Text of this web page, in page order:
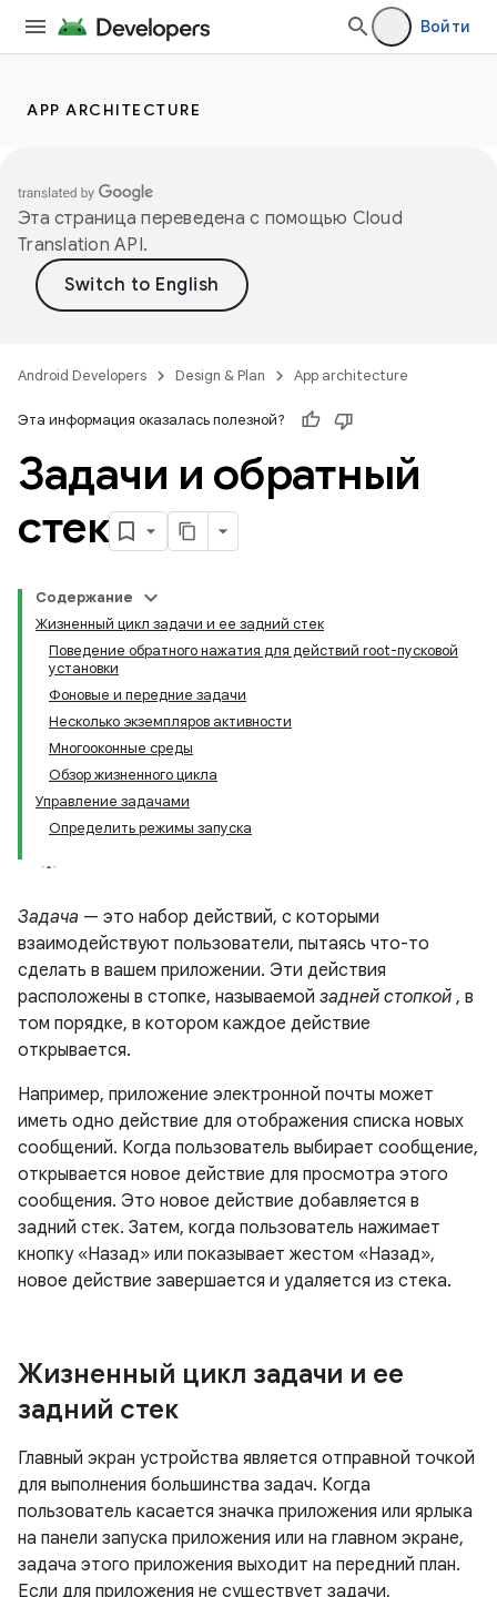
Войти
APP ARCHITECTURE
Эта страница переведена с помощью Cloud
Translation API.
Android Developers Design & Plan App architecture
Эта информация оказалась полезной?
Задачи и обратный
стек
Содержание
Жизненный цикл задачи и ее задний стек
Поведение обратного нажатия для действий root-пусковой
установки
Фоновые и передние задачи
Несколько экземпляров активности
Многооконные среды
Обзор жизненного цикла
Управление задачами
Определить режимы запуска
Задача — это набор действий, с которыми
взаимодействуют пользователи, пытаясь что-то
сделать в вашем приложении. Эти действия
расположены в стопке, называемой задней стопкой , в
том порядке, в котором каждое действие
открывается.
Например, приложение электронной почты может
иметь одно действие для отображения списка новых
сообщений. Когда пользователь выбирает сообщение,
открывается новое действие для просмотра этого
сообщения. Это новое действие добавляется в
задний стек. Затем, когда пользователь нажимает
кнопку «Назад» или показывает жестом «Назад»,
новое действие завершается и удаляется из стека.
Жизненный цикл задачи и ее
задний стек
Главный экран устройства является отправной точкой
для выполнения большинства задач. Когда
пользователь касается значка приложения или ярлыка
на панели запуска приложения или на главном экране,
задача этого приложения выходит на передний план.
Если для приложения не существует задачи,